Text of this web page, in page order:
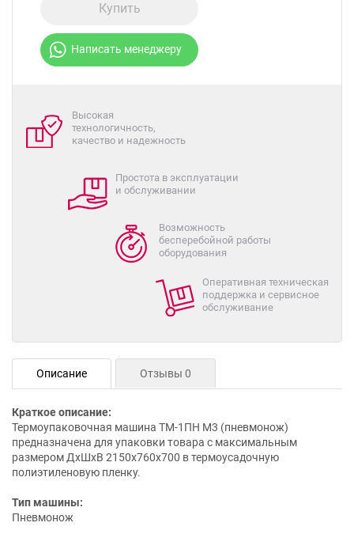
Купить
Написать менеджеру
Высокая
технологичность,
качество и надежность
Простота в эксплуатации
и обслуживании
Возможность
бесперебойной работы
оборудования
Оперативная техническая
поддержка и сервисное
обслуживание
Описание Отзывы 0
Краткое описание:
Термоупаковочная машина ТМ-1ПН М3 (пневмонож)
предназначена для упаковки товара с максимальным
размером ДхШхВ 2150х760х700 в термоусадочную
полиэтиленовую пленку.
Тип машины:
Пневмонож